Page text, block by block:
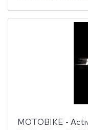
MOTOBIKE -